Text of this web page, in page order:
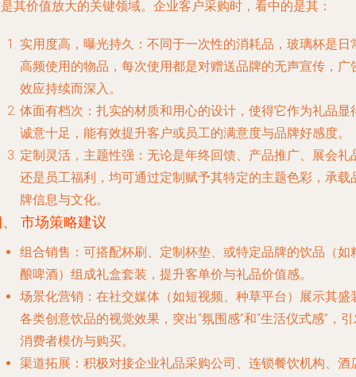
其价值放大的关键领域。企业客户采购时，看中的是其：
实用度高，曝光持久 ：不同于一次性的消耗品，玻璃杯是日
高频使用的物品，每次使用都是对赠送品牌的无声宣传，广
效应持续而深入。
体面有档次 ：扎实的材质和用心的设计，使得它作为礼品显
诚意十足，能有效提升客户或员工的满意度与品牌好感度。
定制灵活，主题性强 ：无论是年终回馈、产品推广、展会礼
还是员工福利，均可通过定制赋予其特定的主题色彩，承载
牌信息与文化。
市场策略建议
组合销售 ：可搭配杯刷、定制杯垫、或特定品牌的饮品（如
酿啤酒）组成礼盒套装，提升客单价与礼品价值感。
场景化营销 ：在社交媒体（如短视频、种草平台）展示其盛
各类创意饮品的视觉效果，突出“氛围感”和“生活仪式感”，
消费者模仿与购买。
渠道拓展 ：积极对接企业礼品采购公司、连锁餐饮机构、酒